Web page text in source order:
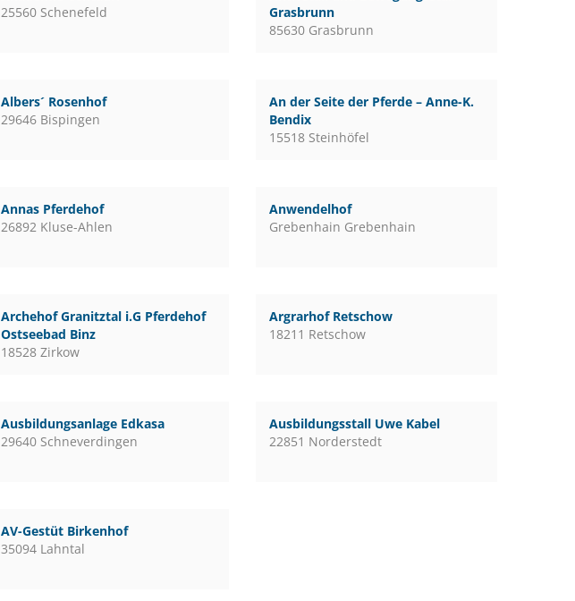
25560 Schenefeld
Grasbrunn
85630 Grasbrunn
Albers´ Rosenhof
29646 Bispingen
An der Seite der Pferde – Anne-K.
Bendix
15518 Steinhöfel
Annas Pferdehof
26892 Kluse-Ahlen
Anwendelhof
Grebenhain Grebenhain
Archehof Granitztal i.G Pferdehof
Ostseebad Binz
18528 Zirkow
Argrarhof Retschow
18211 Retschow
Ausbildungsanlage Edkasa
29640 Schneverdingen
Ausbildungsstall Uwe Kabel
22851 Norderstedt
AV-Gestüt Birkenhof
35094 Lahntal